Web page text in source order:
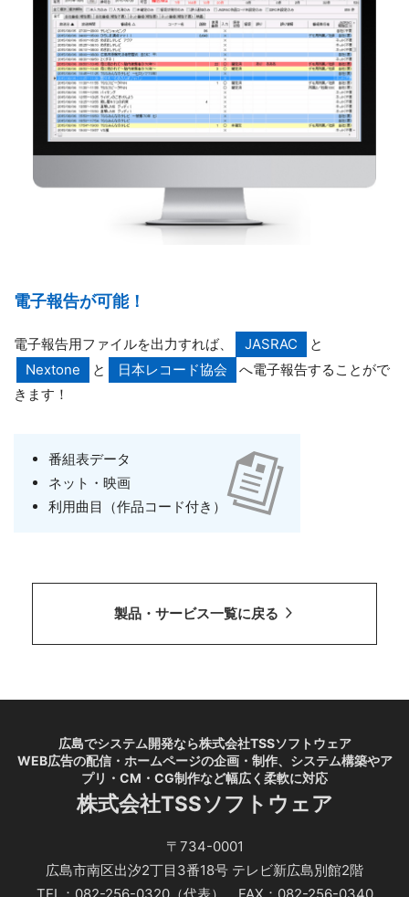
電子報告が可能！
電子報告用ファイルを出力すれば、 JASRAC
と
Nextone
と 日本レコード協会
へ電子報告することがで
きます！
番組表データ
ネット・映画
利用曲目（作品コード付き）
製品・サービス一覧に戻る
広島でシステム開発なら株式会社TSSソフトウェア
WEB広告の配信・ホームページの企画・制作、システム構築やア
プリ・CM・CG制作など幅広く柔軟に対応
株式会社TSSソフトウェア
〒734-0001
広島市南区出汐2丁目3番18号 テレビ新広島別館2階